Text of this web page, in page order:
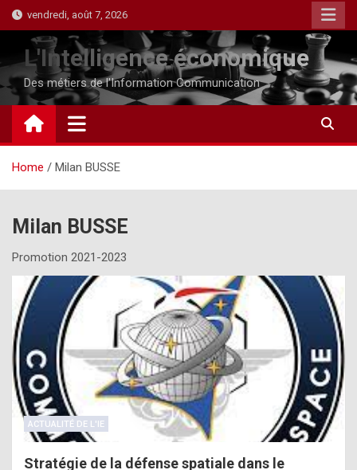
Skip
to
content
vendredi, août 7, 2026
L'Intelligence économique
Des métiers de l'Information Communication
Home Milan BUSSE
Milan BUSSE
Promotion 2021-2023
ACTUALITÉ DE L'IE
Stratégie de la défense spatiale dans le